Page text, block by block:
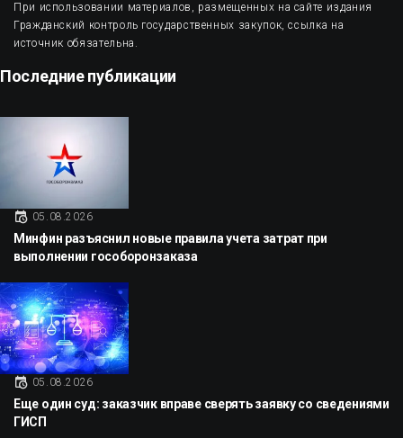
При использовании материалов, размещенных на сайте издания
Гражданский контроль государственных закупок, ссылка на
источник обязательна.
Последние публикации
05.08.2026
Минфин разъяснил новые правила учета затрат при
выполнении гособоронзаказа
05.08.2026
Еще один суд: заказчик вправе сверять заявку со сведениями
ГИСП